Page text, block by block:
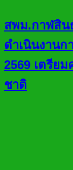
สพม.กาฬสิน
ดำเนินงานก
2569 เตรีย
ชาติ